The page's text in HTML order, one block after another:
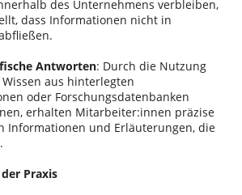
des Unternehmens verbleiben,
dass Informationen nicht in
Antworten: Durch die Nutzung
Wissen aus hinterlegten
oder Forschungsdatenbanken
erhalten Mitarbeiter:innen präzise
Informationen und Erläuterungen, die
Praxis